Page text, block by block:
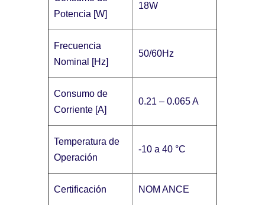
Potencia [W]
18W
Frecuencia
Nominal [Hz]
50/60Hz
Consumo de
Corriente [A]
0.21 – 0.065 A
Temperatura de
Operación
-10 a 40 °C
Certificación NOM ANCE